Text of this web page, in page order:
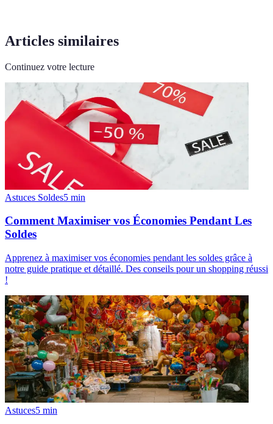
Articles similaires
Continuez votre lecture
Astuces Soldes5 min
Comment Maximiser vos Économies Pendant Les
Soldes
Apprenez à maximiser vos économies pendant les soldes grâce à
notre guide pratique et détaillé. Des conseils pour un shopping réussi
!
Astuces5 min